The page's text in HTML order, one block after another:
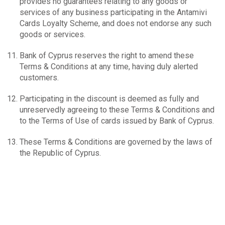
services of any business participating in the Antamivi
Cards Loyalty Scheme, and does not endorse any such
goods or services.
Bank of Cyprus reserves the right to amend these
Terms & Conditions at any time, having duly alerted
customers.
Participating in the discount is deemed as fully and
unreservedly agreeing to these Terms & Conditions and
to the Terms of Use of cards issued by Bank of Cyprus.
These Terms & Conditions are governed by the laws of
the Republic of Cyprus.